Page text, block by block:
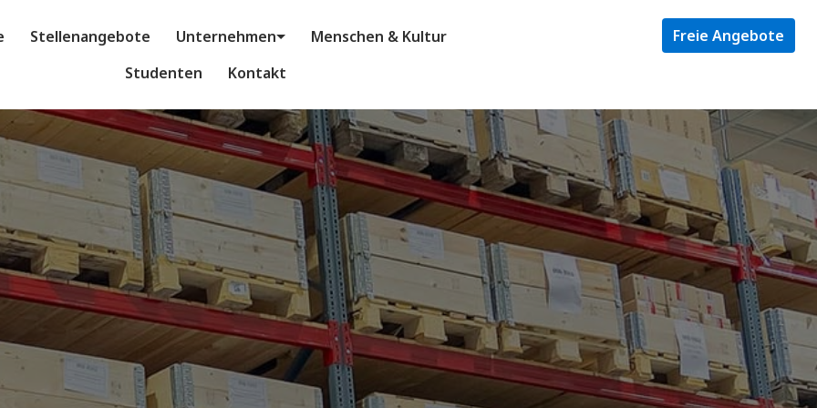
Stellenangebote Unternehmen
Menschen & Kultur
Studenten
Kontakt
Freie Angebote